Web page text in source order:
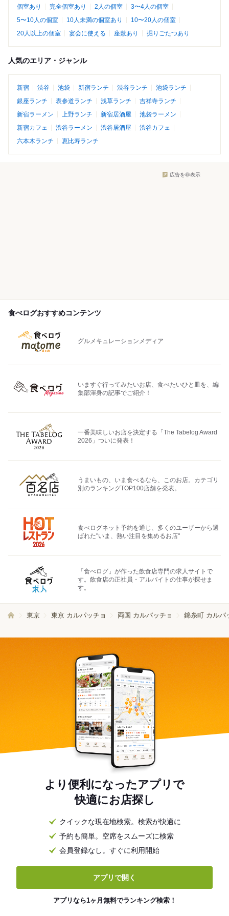
個室あり 完全個室あり 2人の個室
3〜4人の個室
5〜10人の個室
10人未満の個室あり
10〜20人の個室
20人以上の個室
宴会に使える 座敷あり 掘りごたつあり
人気のエリア・ジャンル
新宿 渋谷 池袋 新宿ランチ 渋谷ランチ
池袋ランチ
銀座ランチ
表参道ランチ 浅草ランチ
吉祥寺ランチ
新宿ラーメン
上野ランチ 新宿居酒屋
池袋ラーメン
新宿カフェ
渋谷ラーメン 渋谷居酒屋
渋谷カフェ
六本木ランチ
恵比寿ランチ
広告を非表示
食べログおすすめコンテンツ
グルメキュレーションメディア
いますぐ行ってみたいお店、食べたいひと皿を、編
集部渾身の記事でご紹介！
一番美味しいお店を決定する「The Tabelog Award
2026」ついに発表！
うまいもの、いま食べるなら、このお店。カテゴリ
別のランキングTOP100店舗を発表。
食べログネット予約を通じ、多くのユーザーから選
ばれた"いま、熱い注目を集めるお店"
「食べログ」が作った飲食店専門の求人サイトで
す。飲食店の正社員・アルバイトの仕事が探せま
す。
東京 東京 カルパッチョ 両国 カルパッチョ 錦糸町 カルパ
より便利になったアプリで
快適にお店探し
クイックな現在地検索。検索が快適に
予約も簡単。空席をスムーズに検索
会員登録なし。すぐに利用開始
アプリで開く
アプリなら1ヶ月無料でランキング検索！